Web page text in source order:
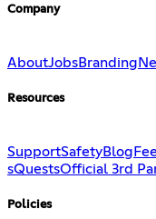
Company
AboutJobsBranding
Resources
SupportSafetyBlog
sQuestsOfficial 3rd
Policies